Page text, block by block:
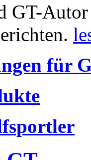
GT-
für